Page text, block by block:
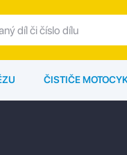
ČISTIČE